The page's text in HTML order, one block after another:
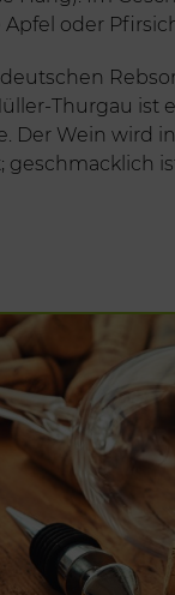
oder
Thurgau ist
Der Wein wird
geschmacklich